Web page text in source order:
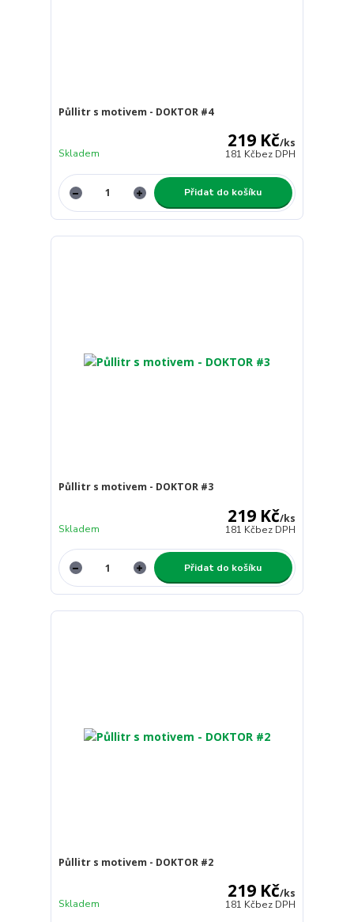
Půllitr s motivem - DOKTOR #4
219 Kč/ks
181 Kčbez DPH
Skladem
Přidat do košíku
Půllitr s motivem - DOKTOR #3
219 Kč/ks
181 Kčbez DPH
Skladem
Přidat do košíku
Půllitr s motivem - DOKTOR #2
219 Kč/ks
181 Kčbez DPH
Skladem